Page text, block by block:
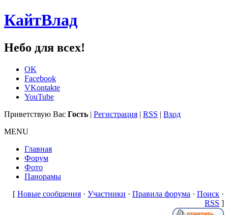
КайтВлад
Небо для всех!
OK
Facebook
VKontakte
YouTube
Приветствую Вас Гость | Регистрация | RSS | Вход
MENU
Главная
Форум
Фото
Панорамы
[ Новые сообщения · Участники · Правила форума · Поиск ·
RSS ]